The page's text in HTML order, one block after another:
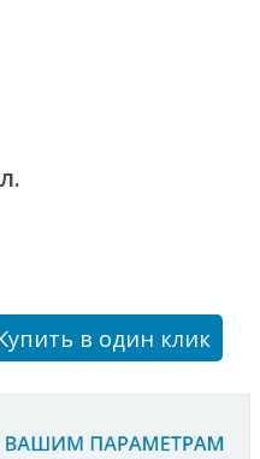
в один клик